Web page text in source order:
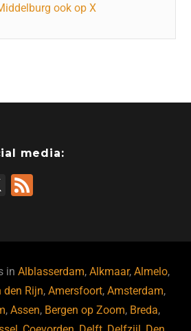
ook op X
media:
X
inAlblasserdam,Alkmaar,Almelo,
den Rijn,Amersfoort,Amsterdam,
,Assen, Bergen op Zoom, Breda,